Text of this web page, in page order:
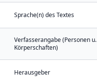
Sprache(n) des Textes
Verfasserangabe (Personen u.
Körperschaften)
Herausgeber